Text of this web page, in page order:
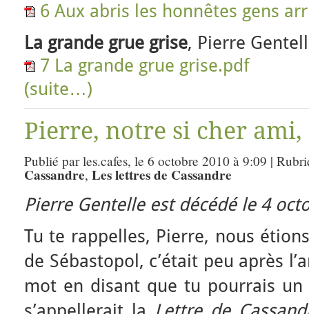
6 Aux abris les honnêtes gens
La grande grue grise, Pierre
7 La grande grue grise.pdf
(suite…)
Pierre, notre si cher ami,
Publié par les.cafes, le 6 octobre 2010 à 9:09 |
Cassandre, Les lettres de Cassandre
Pierre Gentelle est décédé le 4
Tu te rappelles, Pierre, nous
de Sébastopol, c’était peu après
mot en disant que tu pourrais